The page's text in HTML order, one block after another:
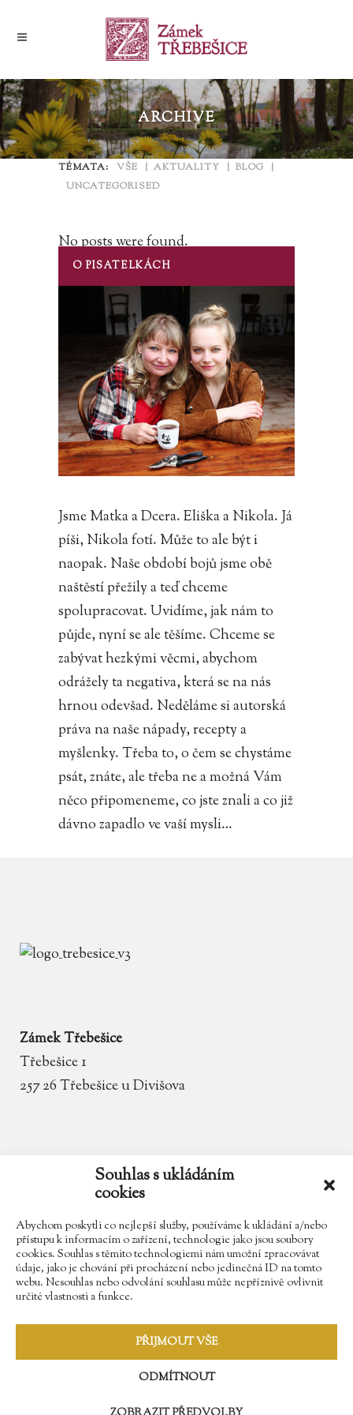
Souhlas s ukládáním
cookies
Abychom poskytli co nejlepší služby, používáme k ukládání a/nebo
přístupu k informacím o zařízení, technologie jako jsou soubory
cookies. Souhlas s těmito technologiemi nám umožní zpracovávat
údaje, jako je chování při procházení nebo jedinečná ID na tomto
webu. Nesouhlas nebo odvolání souhlasu může nepříznivě ovlivnit
určité vlastnosti a funkce.
PŘIJMOUT VŠE
ODMÍTNOUT
ARCHIVE
TÉMATA: VŠE AKTUALITY
BLOG
UNCATEGORISED
No posts were found.
O PISATELKÁCH
Jsme Matka a Dcera. Eliška a Nikola. Já
píši, Nikola fotí. Může to ale být i
naopak. Naše období bojů jsme obě
naštěstí přežily a teď chceme
spolupracovat. Uvidíme, jak nám to
půjde, nyní se ale těšíme. Chceme se
zabývat hezkými věcmi, abychom
odrážely ta negativa, která se na nás
hrnou odevšad. Neděláme si autorská
práva na naše nápady, recepty a
myšlenky. Třeba to, o čem se chystáme
psát, znáte, ale třeba ne a možná Vám
něco připomeneme, co jste znali a co již
dávno zapadlo ve vaší mysli…
Zámek Třebešice
Třebešice 1
257 26 Třebešice u Divišova
zamek.trebesice@volny.cz
602 354 467
Najdete nás na Facebooku
Sledujte náš Instagram